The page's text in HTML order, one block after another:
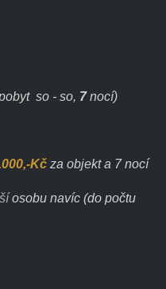
so - so, 7nocí)
Kčza objekt a 7 nocí
osobu navíc (do počtu